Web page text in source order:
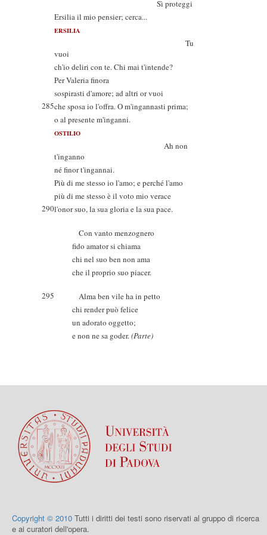
Sì proteggi
Ersilia il mio pensier; cerca...
ERSILIA
Tu
vuoi
ch'io deliri con te. Chi mai t'intende?
Per Valeria finora
sospirasti d'amore; ad altri or vuoi
285che sposa io l'offra. O m'ingannasti prima;
o al presente m'inganni.
OSTILIO
Ah non
t'inganno
né finor t'ingannai.
Più di me stesso io l'amo; e perché l'amo
più di me stesso è il voto mio verace
290l'onor suo, la sua gloria e la sua pace.
Con vanto menzognero
fido amator si chiama
chi nel suo ben non ama
che il proprio suo piacer.
295
Alma ben vile ha in petto
chi render può felice
un adorato oggetto;
e non ne sa goder.(Parte)
Copyright © 2010 Tutti i diritti dei testi sono riservati al gruppo di ricerca
e ai curatori dell'opera.